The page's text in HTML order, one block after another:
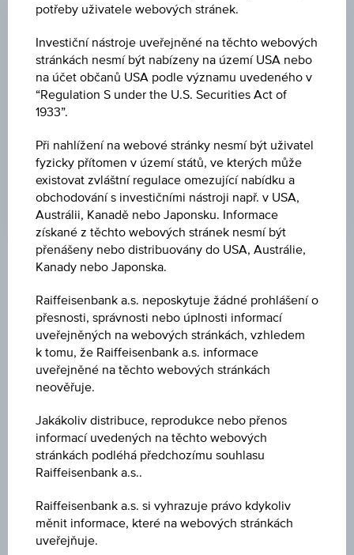
--
NÁKUP
-
PRODEJ
POSLEDNÍ AKTUALIZACE
Klíčové údaje
Název
MSCI ESG Európa/Amerika bonusový certifikát
(CZK)
AT0000A38189 / RC1BJP
Podkladové aktivum
Výše ochrany kapitálu
-
potřeby uživatele webových stránek.
Investiční nástroje uveřejněné na těchto webových
stránkách nesmí být nabízeny na území USA nebo
na účet občanů USA podle významu uvedeného v
“Regulation S under the U.S. Securities Act of
1933”.
Při nahlížení na webové stránky nesmí být uživatel
fyzicky přítomen v území států, ve kterých může
existovat zvláštní regulace omezující nabídku a
obchodování s investičními nástroji např. v USA,
Austrálii, Kanadě nebo Japonsku. Informace
získané z těchto webových stránek nesmí být
přenášeny nebo distribuovány do USA, Austrálie,
Kanady nebo Japonska.
Raiffeisenbank a.s. neposkytuje žádné prohlášení o
přesnosti, správnosti nebo úplnosti informací
uveřejněných na webových stránkách, vzhledem
k tomu, že Raiffeisenbank a.s. informace
uveřejněné na těchto webových stránkách
neověřuje.
Jakákoliv distribuce, reprodukce nebo přenos
informací uvedených na těchto webových
stránkách podléhá předchozímu souhlasu
Raiffeisenbank a.s..
Raiffeisenbank a.s. si vyhrazuje právo kdykoliv
měnit informace, které na webových stránkách
uveřejňuje.